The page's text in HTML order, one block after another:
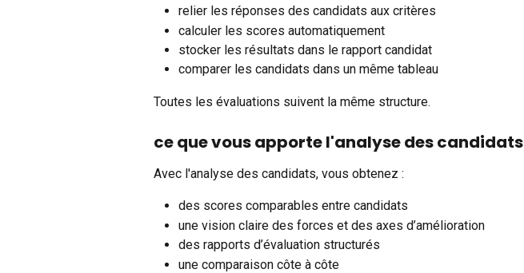
relier les réponses des candidats aux critères
calculer les scores automatiquement
stocker les résultats dans le rapport candidat
comparer les candidats dans un même tableau
Toutes les évaluations suivent la même structure.
ce que vous apporte l'analyse des candidats
Avec l'analyse des candidats, vous obtenez :
des scores comparables entre candidats
une vision claire des forces et des axes d’amélioration
des rapports d’évaluation structurés
une comparaison côte à côte